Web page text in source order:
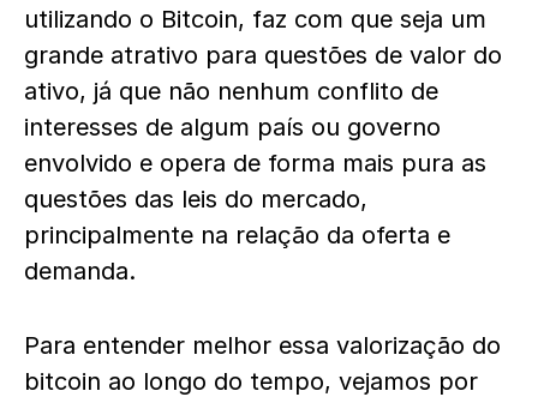
utilizando o Bitcoin, faz com que seja um
grande atrativo para questões de valor do
ativo, já que não nenhum conflito de
interesses de algum país ou governo
envolvido e opera de forma mais pura as
questões das leis do mercado,
principalmente na relação da oferta e
demanda.
Para entender melhor essa valorização do
bitcoin ao longo do tempo, vejamos por